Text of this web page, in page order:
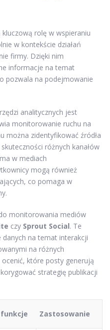
rolę w wspieraniu
w kontekście działań
firmy. Dzięki nim
informacje na temat
pozwala na podejmowanie
analitycznych jest
monitorowanie ruchu na
można zidentyfikować źródła
różnych kanałów
w mediach
mogą również
co pomaga w
monitorowania mediów
czy Sprout Social. Te
danych na temat interakcji
na różnych
które posty generują
strategię publikacji
Zastosowanie